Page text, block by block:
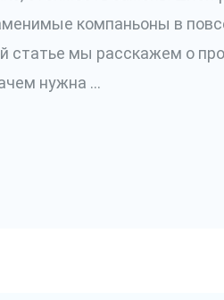
компаньоны в
статье мы расскажем о
нужна …